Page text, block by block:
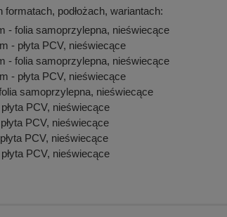
podłożach, wariantach:
- folia samoprzylepna, nieświecące
- płyta PCV, nieświecące
- folia samoprzylepna, nieświecące
- płyta PCV, nieświecące
samoprzylepna, nieświecące
PCV, nieświecące
PCV, nieświecące
PCV, nieświecące
PCV, nieświecące